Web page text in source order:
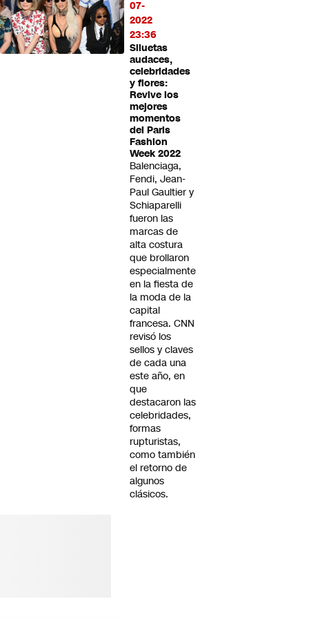
07-
2022
23:36
Siluetas
audaces,
celebridades
y flores:
Revive los
mejores
momentos
del Paris
Fashion
Week 2022
Balenciaga,
Fendi, Jean-
Paul Gaultier y
Schiaparelli
fueron las
marcas de
alta costura
que brollaron
especialmente
en la fiesta de
la moda de la
capital
francesa. CNN
revisó los
sellos y claves
de cada una
este año, en
que
destacaron las
celebridades,
formas
rupturistas,
como también
el retorno de
algunos
clásicos.